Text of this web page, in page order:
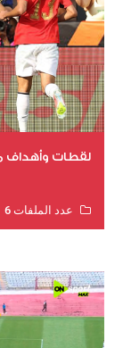
لقطات وأهداف
عدد الملفات 6